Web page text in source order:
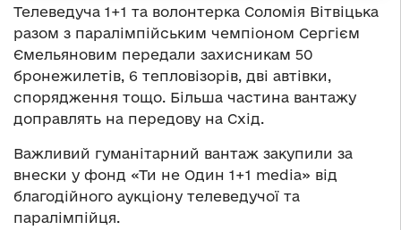
Телеведуча 1+1 та волонтерка Соломія Вітвіцька
разом з паралімпійським чемпіоном Сергієм
Ємельяновим передали захисникам 50
бронежилетів, 6 тепловізорів, дві автівки,
спорядження тощо. Більша частина вантажу
доправлять на передову на Схід.
Важливий гуманітарний вантаж закупили за
внески у фонд «Ти не Один 1+1 media» від
благодійного аукціону телеведучої та
паралімпійця.